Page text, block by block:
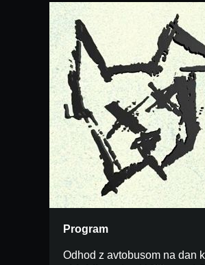
Program
Odhod z avtobusom na dan